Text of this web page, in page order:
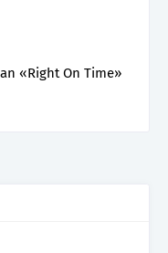
«Right On Time»